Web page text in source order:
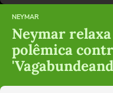
NEYMAR
Neymar
polêmica